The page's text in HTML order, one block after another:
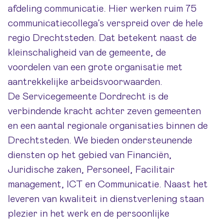
afdeling communicatie. Hier werken ruim 75
communicatiecollega’s verspreid over de hele
regio Drechtsteden. Dat betekent naast de
kleinschaligheid van de gemeente, de
voordelen van een grote organisatie met
aantrekkelijke arbeidsvoorwaarden.
De Servicegemeente Dordrecht is de
verbindende kracht achter zeven gemeenten
en een aantal regionale organisaties binnen de
Drechtsteden. We bieden ondersteunende
diensten op het gebied van Financiën,
Juridische zaken, Personeel, Facilitair
management, ICT en Communicatie. Naast het
leveren van kwaliteit in dienstverlening staan
plezier in het werk en de persoonlijke